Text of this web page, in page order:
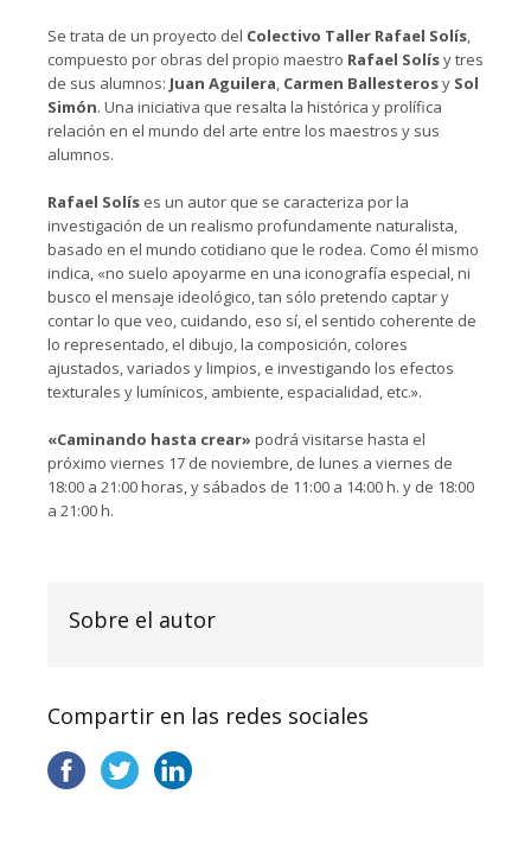
Se trata de un proyecto del Colectivo Taller Rafael Solís,
compuesto por obras del propio maestro Rafael Solísy tres
de sus alumnos: Juan Aguilera, Carmen Ballesterosy Sol
Simón. Una iniciativa que resalta la histórica y prolífica
relación en el mundo del arte entre los maestros y sus
alumnos.
Rafael Solís es un autor que se caracteriza por la
investigación de un realismo profundamente naturalista,
basado en el mundo cotidiano que le rodea. Como él mismo
indica, «no suelo apoyarme en una iconografía especial, ni
busco el mensaje ideológico, tan sólo pretendo captar y
contar lo que veo, cuidando, eso sí, el sentido coherente de
lo representado, el dibujo, la composición, colores
ajustados, variados y limpios, e investigando los efectos
texturales y lumínicos, ambiente, espacialidad, etc.».
«Caminando hasta crear» podrá visitarse hasta el
próximo viernes 17 de noviembre, de lunes a viernes de
18:00 a 21:00 horas, y sábados de 11:00 a 14:00 h. y de 18:00
a 21:00 h.
Sobre el autor
Compartir en las redes sociales